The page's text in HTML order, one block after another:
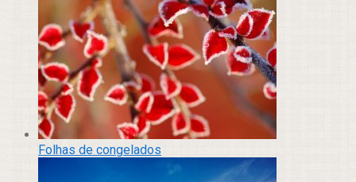
Folhas de congelados